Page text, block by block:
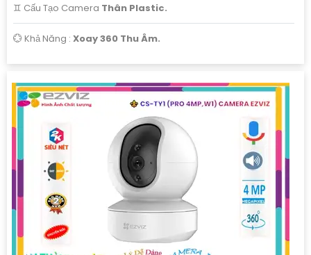
♊ Cấu Tạo Camera Thân Plastic.
️💮 Khả Năng : Xoay 360 Thu Âm.